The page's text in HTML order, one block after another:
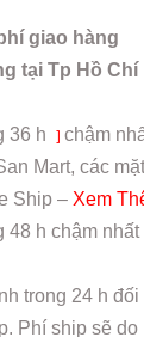
giao hàng
tại Tp Hồ Chí
36 h
chậm
Mart, các
Ship – Xem
48 h chậm
trong 24 h
Phí ship sẽ